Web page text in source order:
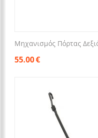
Μηχανισμός Πόρτας
55.00€